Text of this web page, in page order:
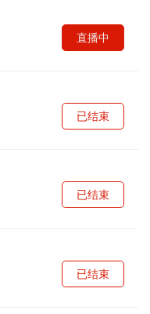
直播中
已结束
已结束
已结束